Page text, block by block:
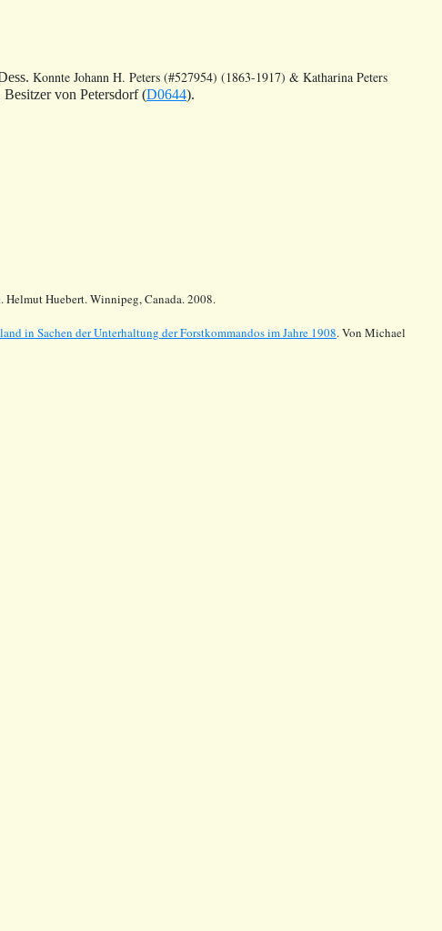
Konnte Johann H. Peters (#527954) (1863-1917) & Katharina Peters
Besitzer von Petersdorf (D0644).
Helmut Huebert. Winnipeg, Canada. 2008.
in Sachen der Unterhaltung der Forstkommandos im Jahre 1908. Von Michael